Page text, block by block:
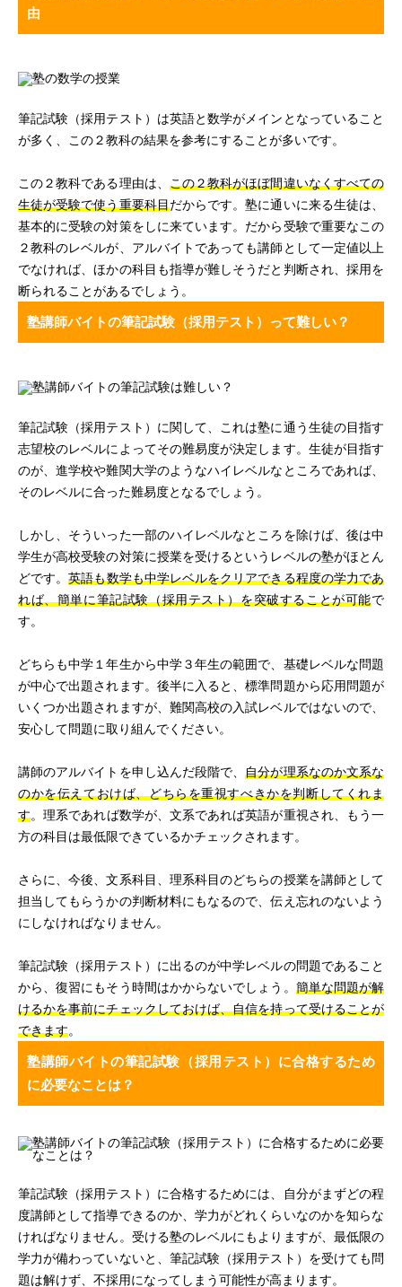
由
筆記試験（採用テスト）は英語と数学がメインとなっていること
が多く、この２教科の結果を参考にすることが多いです。
この２教科である理由は、 この２教科がほぼ間違いなくすべての
生徒が受験で使う重要科目だからです。塾に通いに来る生徒は、
基本的に受験の対策をしに来ています。だから受験で重要なこの
２教科のレベルが、アルバイトであっても講師として一定値以上
でなければ、ほかの科目も指導が難しそうだと判断され、採用を
断られることがあるでしょう。
塾講師バイトの筆記試験（採用テスト）って難しい？
筆記試験（採用テスト）に関して、これは塾に通う生徒の目指す
志望校のレベルによってその難易度が決定します。生徒が目指す
のが、進学校や難関大学のようなハイレベルなところであれば、
そのレベルに合った難易度となるでしょう。
しかし、そういった一部のハイレベルなところを除けば、後は中
学生が高校受験の対策に授業を受けるというレベルの塾がほとん
どです。英語も数学も中学レベルをクリアできる程度の学力であ
れば、簡単に筆記試験（採用テスト）を突破することが可能で
す。
どちらも中学１年生から中学３年生の範囲で、基礎レベルな問題
が中心で出題されます。後半に入ると、標準問題から応用問題が
いくつか出題されますが、難関高校の入試レベルではないので、
安心して問題に取り組んでください。
講師のアルバイトを申し込んだ段階で、自分が理系なのか文系な
のかを伝えておけば、どちらを重視すべきかを判断してくれま
す。理系であれば数学が、文系であれば英語が重視され、もう一
方の科目は最低限できているかチェックされます。
さらに、今後、文系科目、理系科目のどちらの授業を講師として
担当してもらうかの判断材料にもなるので、伝え忘れのないよう
にしなければなりません。
筆記試験（採用テスト）に出るのが中学レベルの問題であること
から、復習にもそう時間はかからないでしょう。 簡単な問題が解
けるかを事前にチェックしておけば、自信を持って受けることが
できます。
塾講師バイトの筆記試験（採用テスト）に合格するため
に必要なことは？
筆記試験（採用テスト）に合格するためには、自分がまずどの程
度講師として指導できるのか、学力がどれくらいなのかを知らな
ければなりません。受ける塾のレベルにもよりますが、最低限の
学力が備わっていないと、筆記試験（採用テスト）を受けても問
題は解けず、不採用になってしまう可能性が高まります。